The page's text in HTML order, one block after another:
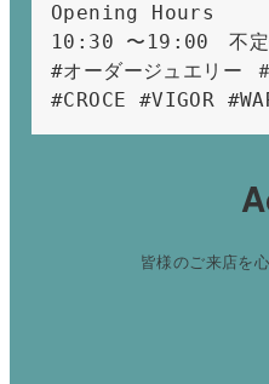
Opening Hours
10:30 〜19:00　不
#オーダージュエリー
#CROCE #VIGOR
皆様のご来店を